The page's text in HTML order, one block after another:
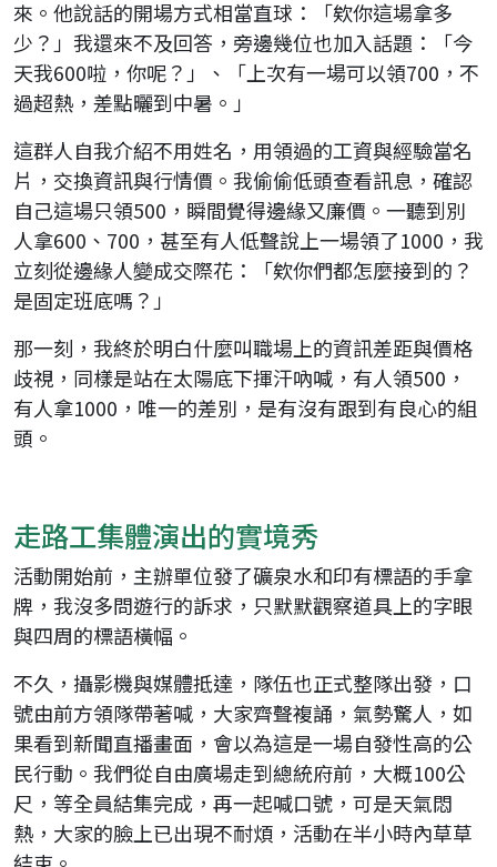
來。他說話的開場方式相當直球：「欸你這場拿多
少？」我還來不及回答，旁邊幾位也加入話題：「今
天我600啦，你呢？」、「上次有一場可以領700，不
過超熱，差點曬到中暑。」
這群人自我介紹不用姓名，用領過的工資與經驗當名
片，交換資訊與行情價。我偷偷低頭查看訊息，確認
自己這場只領500，瞬間覺得邊緣又廉價。一聽到別
人拿600、700，甚至有人低聲說上一場領了1000，我
立刻從邊緣人變成交際花：「欸你們都怎麼接到的？
是固定班底嗎？」
那一刻，我終於明白什麼叫職場上的資訊差距與價格
歧視，同樣是站在太陽底下揮汗吶喊，有人領500，
有人拿1000，唯一的差別，是有沒有跟到有良心的組
頭。
走路工集體演出的實境秀
活動開始前，主辦單位發了礦泉水和印有標語的手拿
牌，我沒多問遊行的訴求，只默默觀察道具上的字眼
與四周的標語橫幅。
不久，攝影機與媒體抵達，隊伍也正式整隊出發，口
號由前方領隊帶著喊，大家齊聲複誦，氣勢驚人，如
果看到新聞直播畫面，會以為這是一場自發性高的公
民行動。我們從自由廣場走到總統府前，大概100公
尺，等全員結集完成，再一起喊口號，可是天氣悶
熱，大家的臉上已出現不耐煩，活動在半小時內草草